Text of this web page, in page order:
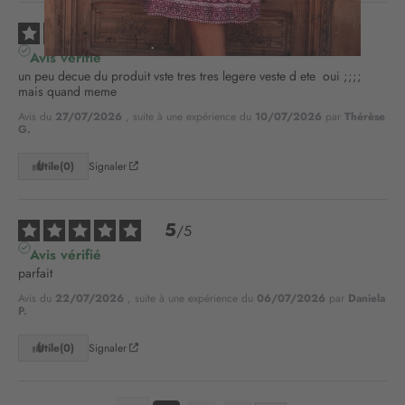
Avis vérifié
un peu decue du produit vste tres tres legere veste d ete  oui ;;;;
mais quand meme
Avis du 27/07/2026 , suite à une expérience du 10/07/2026 par Thérèse
G.
Utile(0) Signaler
5/5
Avis vérifié
parfait
Avis du 22/07/2026 , suite à une expérience du 06/07/2026 par Daniela
P.
Utile(0) Signaler
n
o
t
e
e
r
e
d
i
o